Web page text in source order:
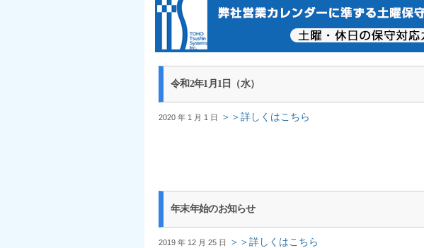
令和2年1月1日（水）
2020 年 1 月 1 日 ＞＞詳しくはこちら
年末年始のお知らせ
2019 年 12 月 25 日 ＞＞詳しくはこちら